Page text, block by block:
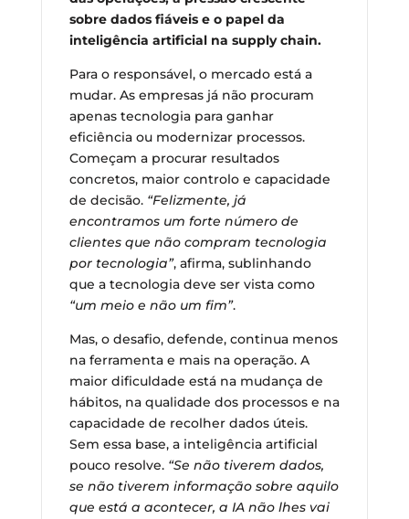
sobre dados fiáveis e o papel da
inteligência artificial na supply chain.
Para o responsável, o mercado está a
mudar. As empresas já não procuram
apenas tecnologia para ganhar
eficiência ou modernizar processos.
Começam a procurar resultados
concretos, maior controlo e capacidade
de decisão. “Felizmente, já
encontramos um forte número de
clientes que não compram tecnologia
por tecnologia”, afirma, sublinhando
que a tecnologia deve ser vista como
“um meio e não um fim”.
Mas, o desafio, defende, continua menos
na ferramenta e mais na operação. A
maior dificuldade está na mudança de
hábitos, na qualidade dos processos e na
capacidade de recolher dados úteis.
Sem essa base, a inteligência artificial
pouco resolve. “Se não tiverem dados,
se não tiverem informação sobre aquilo
que está a acontecer, a IA não lhes vai